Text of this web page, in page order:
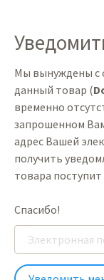
Мы вынуждены с
данный товар (
временно
запрошенном
адрес Вашей
получить
товара поступит
Спасибо!